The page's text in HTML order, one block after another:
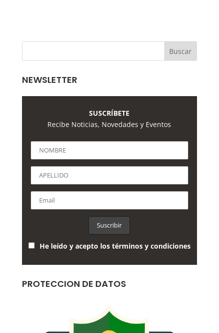
NEWSLETTER
SUSCRÍBETE
Recibe Noticias, Novedades y Eventos
He leído y acepto los términos y condiciones
PROTECCION DE DATOS